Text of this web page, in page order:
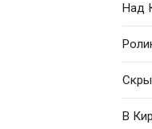
Над
В